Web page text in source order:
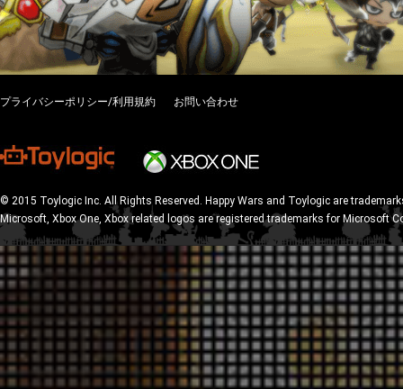
プライバシーポリシー/利用規約 お問い合わせ
© 2015 Toylogic Inc. All Rights Reserved. Happy Wars and Toylogic are
Microsoft, Xbox One, Xbox related logos are registered trademarks for Microsoft